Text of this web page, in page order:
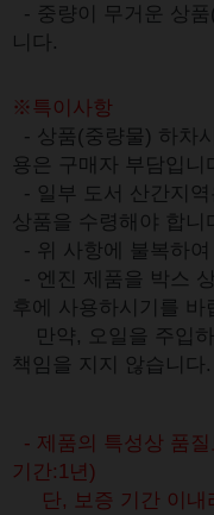
- 중량이 무거운 상
니다.
※특이사항
- 상품(중량물) 하차
용은 구매자 부담입니
- 일부 도서 산간지
상품을 수령해야 합니
- 위 사항에 불복하
- 엔진 제품을 박스
후에 사용하시기를 바
만약, 오일을 주입
책임을 지지 않습니다.
- 제품의 특성상 품
기간:1년)
단, 보증 기간 이내